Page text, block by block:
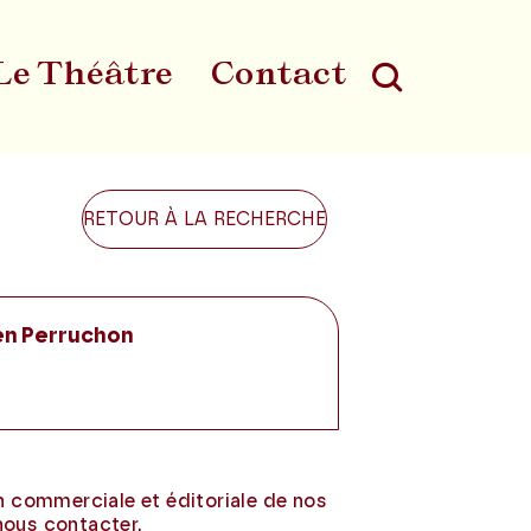
Théâtre Contact
Au
RETOUR À LA RECHERCHE
Perruchon
commerciale et éditoriale de nos
contacter.